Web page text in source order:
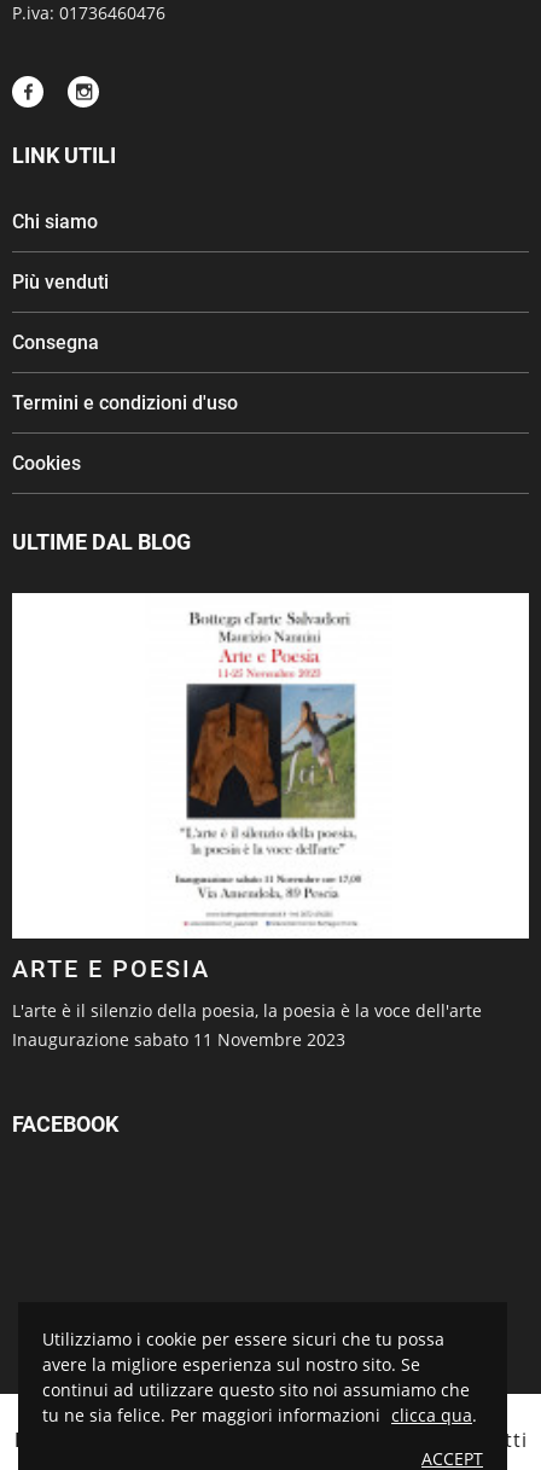
P.iva: 01736460476
LINK UTILI
Chi siamo
Più venduti
Consegna
Termini e condizioni d'uso
Cookies
ULTIME DAL BLOG
ARTE E POESIA
L'arte è il silenzio della poesia, la poesia è la voce dell'arte
Inaugurazione sabato 11 Novembre 2023
FACEBOOK
BOTTEGA D'ARTE SALVADORI
© 2021 Tutti i diritti
Utilizziamo i cookie per essere sicuri che tu possa
avere la migliore esperienza sul nostro sito. Se
continui ad utilizzare questo sito noi assumiamo che
tu ne sia felice. Per maggiori informazioni clicca qua.
ACCEPT